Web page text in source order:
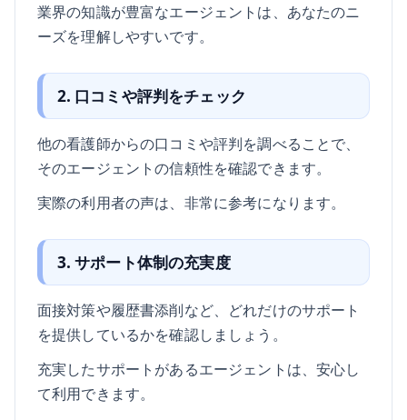
業界の知識が豊富なエージェントは、あなたのニ
ーズを理解しやすいです。
2. 口コミや評判をチェック
他の看護師からの口コミや評判を調べることで、
そのエージェントの信頼性を確認できます。
実際の利用者の声は、非常に参考になります。
3. サポート体制の充実度
面接対策や履歴書添削など、どれだけのサポート
を提供しているかを確認しましょう。
充実したサポートがあるエージェントは、安心し
て利用できます。